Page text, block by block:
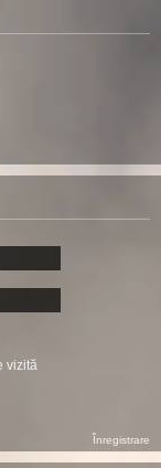
vizită
Înregistrare